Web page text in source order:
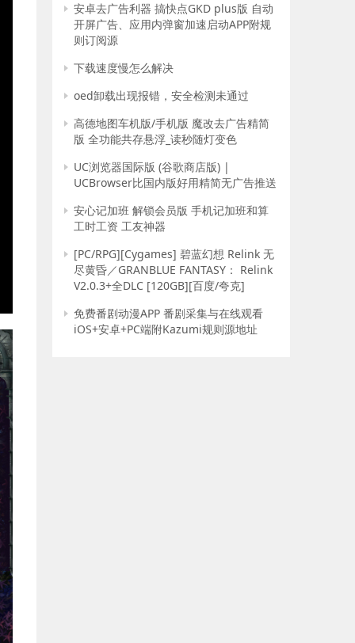
安卓去广告利器 搞快点GKD plus版 自动
开屏广告、应用内弹窗加速启动APP附规
则订阅源
下载速度慢怎么解决
oed卸载出现报错，安全检测未通过
高德地图车机版/手机版 魔改去广告精简
版 全功能共存悬浮_读秒随灯变色
UC浏览器国际版 (谷歌商店版) |
UCBrowser比国内版好用精简无广告推送
安心记加班 解锁会员版 手机记加班和算
工时工资 工友神器
[PC/RPG][Cygames] 碧蓝幻想 Relink 无
尽黄昏／GRANBLUE FANTASY： Relink
V2.0.3+全DLC [120GB][百度/夸克]
免费番剧动漫APP 番剧采集与在线观看
iOS+安卓+PC端附Kazumi规则源地址